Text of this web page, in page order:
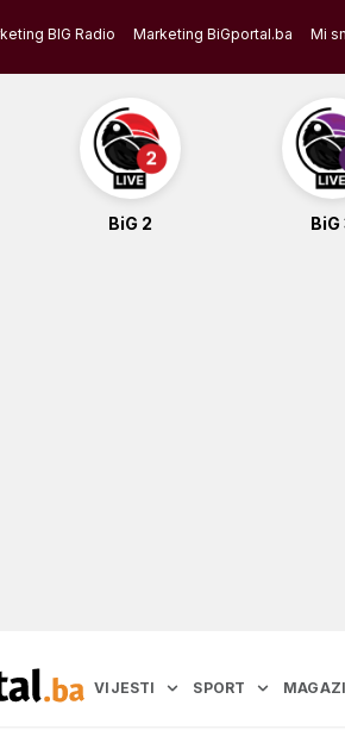
BIG Radio Marketing BiGportal.ba Mi
BiG 2 BiG
VIJESTI SPORT